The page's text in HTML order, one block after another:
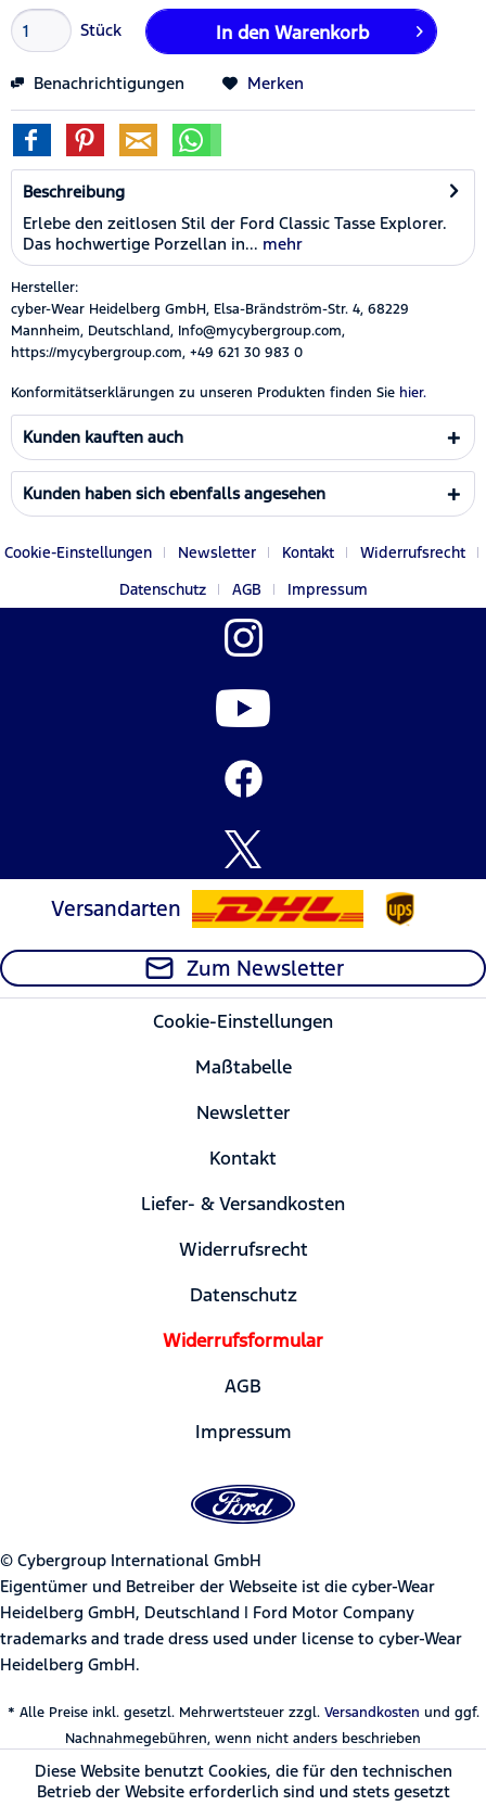
Stück In den Warenkorb
Benachrichtigungen Merken
Beschreibung
Erlebe den zeitlosen Stil der Ford Classic Tasse Explorer.
Das hochwertige Porzellan in... mehr
Hersteller:
cyber-Wear Heidelberg GmbH, Elsa-Brändström-Str. 4, 68229
Mannheim, Deutschland, Info@mycybergroup.com,
https://mycybergroup.com, +49 621 30 983 0
Konformitätserklärungen zu unseren Produkten finden Sie hier.
Kunden kauften auch
Kunden haben sich ebenfalls angesehen
Cookie-Einstellungen Newsletter Kontakt
Widerrufsrecht
Datenschutz
AGB Impressum
Versandarten
Zum Newsletter
Cookie-Einstellungen
Maßtabelle
Newsletter
Kontakt
Liefer- & Versandkosten
Widerrufsrecht
Datenschutz
Widerrufsformular
AGB
Impressum
© Cybergroup International GmbH
Eigentümer und Betreiber der Webseite ist die cyber-Wear
Heidelberg GmbH, Deutschland | Ford Motor Company
trademarks and trade dress used under license to cyber-Wear
Heidelberg GmbH.
* Alle Preise inkl. gesetzl. Mehrwertsteuer zzgl. Versandkosten und ggf.
Nachnahmegebühren, wenn nicht anders beschrieben
Diese Website benutzt Cookies, die für den technischen
Betrieb der Website erforderlich sind und stets gesetzt